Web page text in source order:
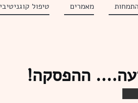
מאמרים טיפול
ההפסקה!